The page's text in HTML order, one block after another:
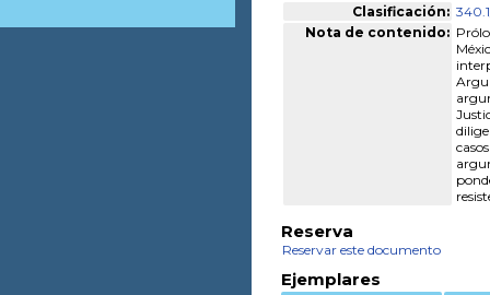
Clasificación:
Nota de contenido:
Reserva
Reservar este documento
Ejemplares